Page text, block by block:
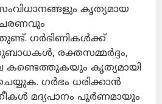
കൃത്യമായ
ഗർഭിണികൾക്ക്
രക്തസമ്മർദ്ദം,
കണ്ടെത്തുകയും കൃത്യമായി
ഗർഭം ധരിക്കാൻ
മദ്യപാനം പൂർണമായും